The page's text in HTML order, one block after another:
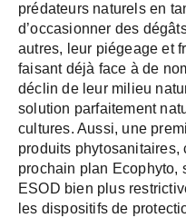
prédateurs naturels en
d’occasionner des
autres, leur piégeage et
faisant déjà face à de
déclin de leur milieu
solution parfaitement
cultures. Aussi, une
produits phytosanitaires,
prochain plan Ecophyto,
ESOD bien plus
les dispositifs de